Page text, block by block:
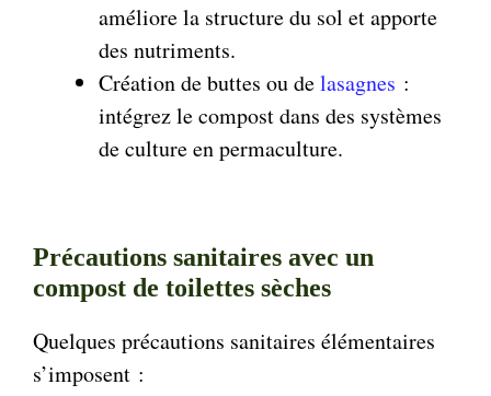
améliore la structure du sol et apporte
des nutriments.
Création de buttes ou delasagnes :
intégrez le compost dans des systèmes
de culture en permaculture.
Précautions sanitaires avec un
compost de toilettes sèches
Quelques précautions sanitaires élémentaires
s’imposent :